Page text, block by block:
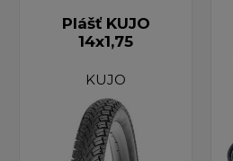
Plášť KUJO
14x1,75
KUJO